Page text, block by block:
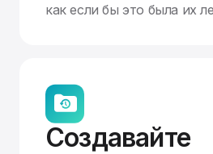
как если бы это была их
Создавайте